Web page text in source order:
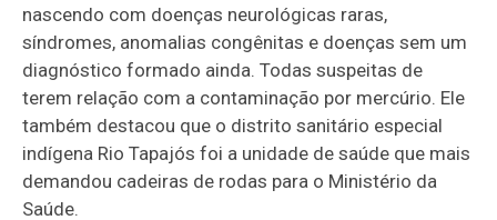
nascendo com doenças neurológicas raras,
síndromes, anomalias congênitas e doenças sem um
diagnóstico formado ainda. Todas suspeitas de
terem relação com a contaminação por mercúrio. Ele
também destacou que o distrito sanitário especial
indígena Rio Tapajós foi a unidade de saúde que mais
demandou cadeiras de rodas para o Ministério da
Saúde.